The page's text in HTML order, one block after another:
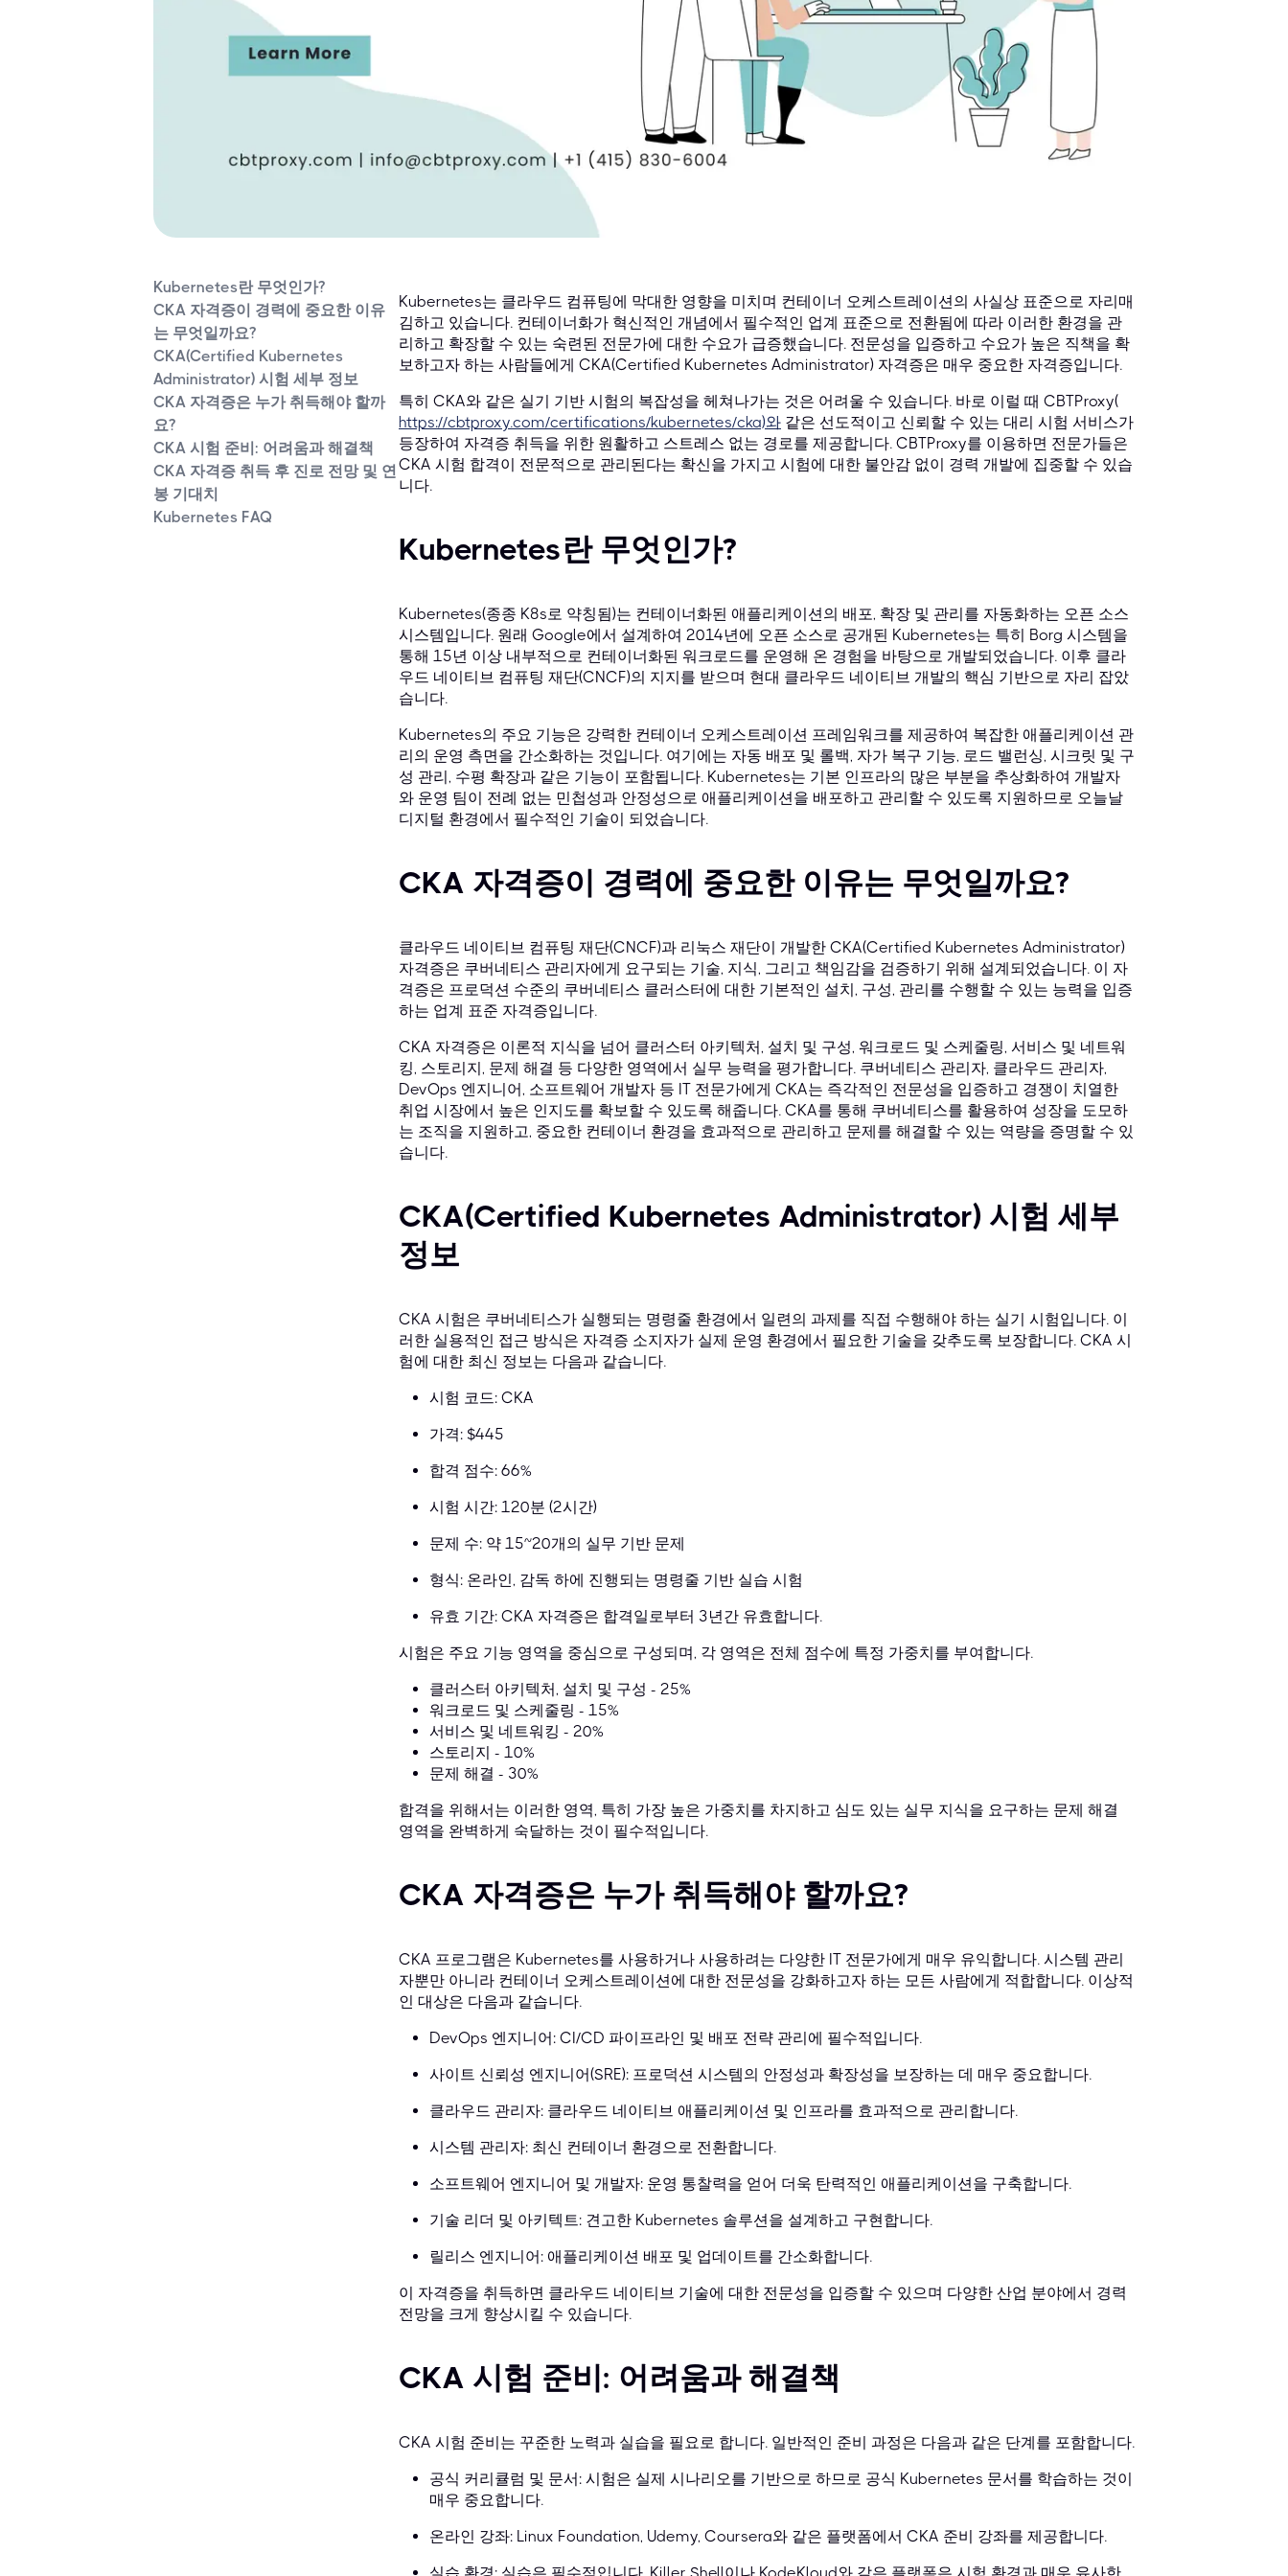
Kubernetes란 무엇인가?
CKA 자격증이 경력에 중요한 이유
는 무엇일까요?
CKA(Certified Kubernetes
Administrator) 시험 세부 정보
CKA 자격증은 누가 취득해야 할까
요?
CKA 시험 준비: 어려움과 해결책
CKA 자격증 취득 후 진로 전망 및 연
봉 기대치
Kubernetes FAQ
Kubernetes는 클라우드 컴퓨팅에 막대한 영향을 미치며 컨테이너 오케스트레이션의 사실상 표준으로 자리매
김하고 있습니다. 컨테이너화가 혁신적인 개념에서 필수적인 업계 표준으로 전환됨에 따라 이러한 환경을 관
리하고 확장할 수 있는 숙련된 전문가에 대한 수요가 급증했습니다. 전문성을 입증하고 수요가 높은 직책을 확
보하고자 하는 사람들에게 CKA(Certified Kubernetes Administrator) 자격증은 매우 중요한 자격증입니다.
특히 CKA와 같은 실기 기반 시험의 복잡성을 헤쳐나가는 것은 어려울 수 있습니다. 바로 이럴 때 CBTProxy(
https://cbtproxy.com/certifications/kubernetes/cka)와 같은 선도적이고 신뢰할 수 있는 대리 시험 서비스가
등장하여 자격증 취득을 위한 원활하고 스트레스 없는 경로를 제공합니다. CBTProxy를 이용하면 전문가들은
CKA 시험 합격이 전문적으로 관리된다는 확신을 가지고 시험에 대한 불안감 없이 경력 개발에 집중할 수 있습
니다.
Kubernetes란 무엇인가?
Kubernetes(종종 K8s로 약칭됨)는 컨테이너화된 애플리케이션의 배포, 확장 및 관리를 자동화하는 오픈 소스
시스템입니다. 원래 Google에서 설계하여 2014년에 오픈 소스로 공개된 Kubernetes는 특히 Borg 시스템을
통해 15년 이상 내부적으로 컨테이너화된 워크로드를 운영해 온 경험을 바탕으로 개발되었습니다. 이후 클라
우드 네이티브 컴퓨팅 재단(CNCF)의 지지를 받으며 현대 클라우드 네이티브 개발의 핵심 기반으로 자리 잡았
습니다.
Kubernetes의 주요 기능은 강력한 컨테이너 오케스트레이션 프레임워크를 제공하여 복잡한 애플리케이션 관
리의 운영 측면을 간소화하는 것입니다. 여기에는 자동 배포 및 롤백, 자가 복구 기능, 로드 밸런싱, 시크릿 및 구
성 관리, 수평 확장과 같은 기능이 포함됩니다. Kubernetes는 기본 인프라의 많은 부분을 추상화하여 개발자
와 운영 팀이 전례 없는 민첩성과 안정성으로 애플리케이션을 배포하고 관리할 수 있도록 지원하므로 오늘날
디지털 환경에서 필수적인 기술이 되었습니다.
CKA 자격증이 경력에 중요한 이유는 무엇일까요?
클라우드 네이티브 컴퓨팅 재단(CNCF)과 리눅스 재단이 개발한 CKA(Certified Kubernetes Administrator)
자격증은 쿠버네티스 관리자에게 요구되는 기술, 지식, 그리고 책임감을 검증하기 위해 설계되었습니다. 이 자
격증은 프로덕션 수준의 쿠버네티스 클러스터에 대한 기본적인 설치, 구성, 관리를 수행할 수 있는 능력을 입증
하는 업계 표준 자격증입니다.
CKA 자격증은 이론적 지식을 넘어 클러스터 아키텍처, 설치 및 구성, 워크로드 및 스케줄링, 서비스 및 네트워
킹, 스토리지, 문제 해결 등 다양한 영역에서 실무 능력을 평가합니다. 쿠버네티스 관리자, 클라우드 관리자,
DevOps 엔지니어, 소프트웨어 개발자 등 IT 전문가에게 CKA는 즉각적인 전문성을 입증하고 경쟁이 치열한
취업 시장에서 높은 인지도를 확보할 수 있도록 해줍니다. CKA를 통해 쿠버네티스를 활용하여 성장을 도모하
는 조직을 지원하고, 중요한 컨테이너 환경을 효과적으로 관리하고 문제를 해결할 수 있는 역량을 증명할 수 있
습니다.
CKA(Certified Kubernetes Administrator) 시험 세부
정보
CKA 시험은 쿠버네티스가 실행되는 명령줄 환경에서 일련의 과제를 직접 수행해야 하는 실기 시험입니다. 이
러한 실용적인 접근 방식은 자격증 소지자가 실제 운영 환경에서 필요한 기술을 갖추도록 보장합니다. CKA 시
험에 대한 최신 정보는 다음과 같습니다.
시험 코드: CKA
가격: $445
합격 점수: 66%
시험 시간: 120분 (2시간)
문제 수: 약 15~20개의 실무 기반 문제
형식: 온라인, 감독 하에 진행되는 명령줄 기반 실습 시험
유효 기간: CKA 자격증은 합격일로부터 3년간 유효합니다.
시험은 주요 기능 영역을 중심으로 구성되며, 각 영역은 전체 점수에 특정 가중치를 부여합니다.
클러스터 아키텍처, 설치 및 구성 - 25%
워크로드 및 스케줄링 - 15%
서비스 및 네트워킹 - 20%
스토리지 - 10%
문제 해결 - 30%
합격을 위해서는 이러한 영역, 특히 가장 높은 가중치를 차지하고 심도 있는 실무 지식을 요구하는 문제 해결
영역을 완벽하게 숙달하는 것이 필수적입니다.
CKA 자격증은 누가 취득해야 할까요?
CKA 프로그램은 Kubernetes를 사용하거나 사용하려는 다양한 IT 전문가에게 매우 유익합니다. 시스템 관리
자뿐만 아니라 컨테이너 오케스트레이션에 대한 전문성을 강화하고자 하는 모든 사람에게 적합합니다. 이상적
인 대상은 다음과 같습니다.
DevOps 엔지니어: CI/CD 파이프라인 및 배포 전략 관리에 필수적입니다.
사이트 신뢰성 엔지니어(SRE): 프로덕션 시스템의 안정성과 확장성을 보장하는 데 매우 중요합니다.
클라우드 관리자: 클라우드 네이티브 애플리케이션 및 인프라를 효과적으로 관리합니다.
시스템 관리자: 최신 컨테이너 환경으로 전환합니다.
소프트웨어 엔지니어 및 개발자: 운영 통찰력을 얻어 더욱 탄력적인 애플리케이션을 구축합니다.
기술 리더 및 아키텍트: 견고한 Kubernetes 솔루션을 설계하고 구현합니다.
릴리스 엔지니어: 애플리케이션 배포 및 업데이트를 간소화합니다.
이 자격증을 취득하면 클라우드 네이티브 기술에 대한 전문성을 입증할 수 있으며 다양한 산업 분야에서 경력
전망을 크게 향상시킬 수 있습니다.
CKA 시험 준비: 어려움과 해결책
CKA 시험 준비는 꾸준한 노력과 실습을 필요로 합니다. 일반적인 준비 과정은 다음과 같은 단계를 포함합니다.
공식 커리큘럼 및 문서: 시험은 실제 시나리오를 기반으로 하므로 공식 Kubernetes 문서를 학습하는 것이
매우 중요합니다.
온라인 강좌: Linux Foundation, Udemy, Coursera와 같은 플랫폼에서 CKA 준비 강좌를 제공합니다.